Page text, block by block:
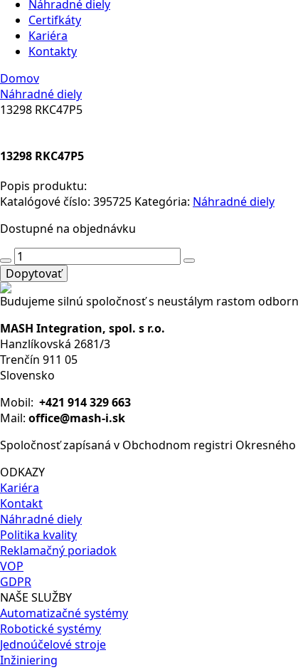
Náhradné diely
Certifkáty
Kariéra
Kontakty
Domov
Náhradné diely
13298 RKC47P5
13298 RKC47P5
Popis produktu:
Katalógové číslo: 395725 Kategória: Náhradné diely
Dostupné na objednávku
množstvo
13298
RKC47P5
Dopytovať
Budujeme silnú spoločnosť s neustálym rastom
MASH Integration, spol. s r.o.
Hanzlíkovská 2681/3
Trenčín 911 05
Slovensko
Mobil: +421 914 329 663
Mail: office@mash-i.sk
Spoločnosť zapísaná v Obchodnom registri
ODKAZY
Kariéra
Kontakt
Náhradné diely
Politika kvality
Reklamačný poriadok
VOP
GDPR
NAŠE SLUŽBY
Automatizačné systémy
Robotické systémy
Jednoúčelové stroje
Inžiniering